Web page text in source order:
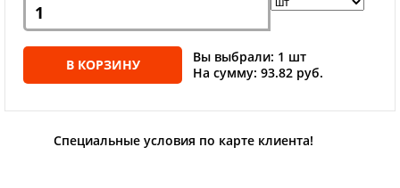
В КОРЗИНУ
Вы выбрали: 1 шт
На сумму: 93.82 руб.
Специальные условия по карте клиента!